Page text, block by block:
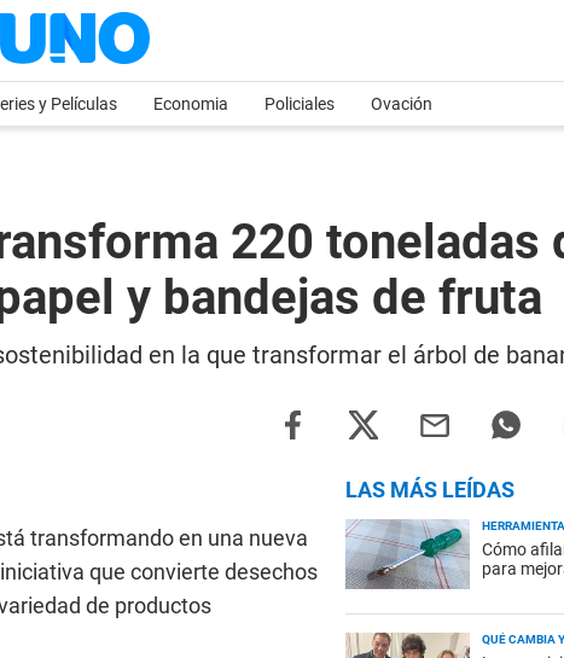
y Películas Economia Policiales Ovación
220 toneladas
y bandejas de fruta
en la que transformar el árbol de
transformando en una nueva
que convierte desechos
de productos
LAS MÁS LEÍDAS
Cómo
para
QUÉ CAMBIA